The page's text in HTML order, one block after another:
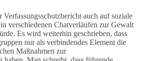
Verfassungsschutzbericht auch auf soziale
verschiedenen Chatverläufen zur Gewalt
Es wird weiterhin geschrieben, dass
nur als verbindendes Element die
Maßnahmen zur